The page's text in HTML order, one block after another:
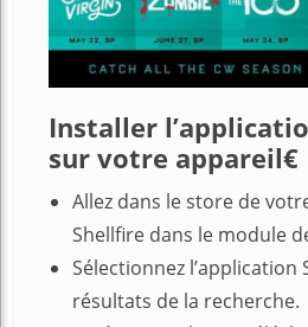
Installer
sur votre appareil€
Allez dans le store de
Shellfire dans le module
Sélectionnez l’application
résultats de la recherche.